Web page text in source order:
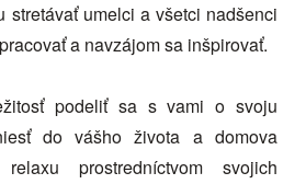
stretávať umelci a všetci nadšenci
a navzájom sa inšpirovať.
podeliť sa s vami o svoju
do vášho života a domova
prostredníctvom svojich